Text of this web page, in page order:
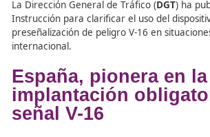
Tabla de contenidos
La Dirección General de Tráfico ( DGT
Instrucción para clarificar el uso del
preseñalización de peligro V-16 en